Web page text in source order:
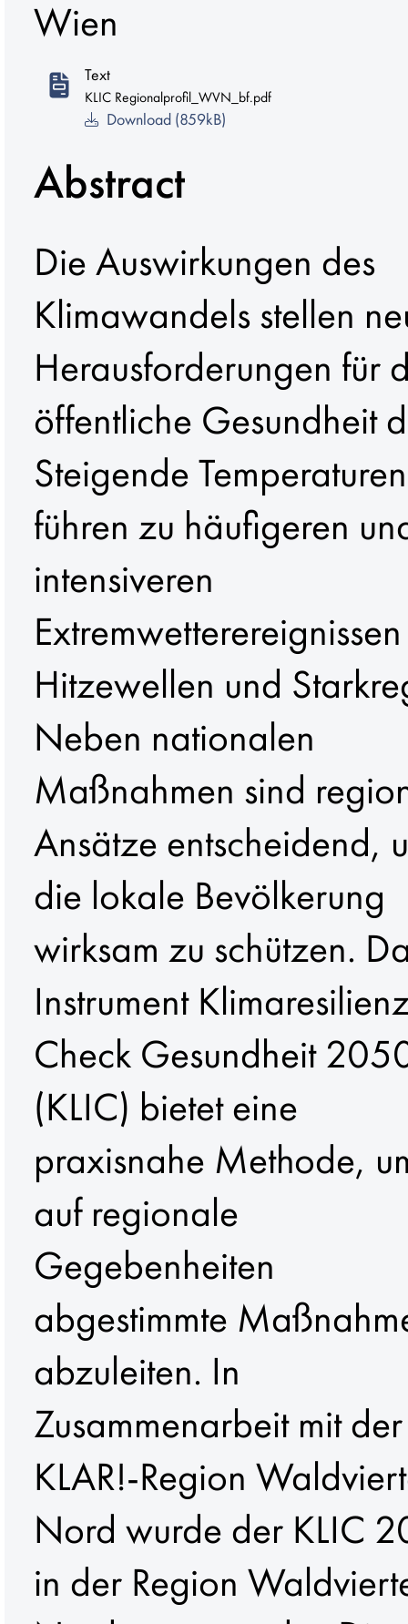
Wien
Text
KLIC Regionalprofil_WVN_bf.pdf
Download (859kB)
Abstract
Die Auswirkungen des
Klimawandels stellen
Herausforderungen für
öffentliche Gesundheit
Steigende Temperaturen
führen zu häufigeren
intensiveren
Hitzewellen und
Neben nationalen
Maßnahmen sind
Ansätze entscheidend,
die lokale Bevölkerung
wirksam zu schützen.
Instrument
Check Gesundheit
(KLIC) bietet eine
praxisnahe Methode,
auf regionale
Gegebenheiten
abgestimmte
abzuleiten. In
Zusammenarbeit mit der
KLAR!-Region
Nord wurde der KLIC
in der Region